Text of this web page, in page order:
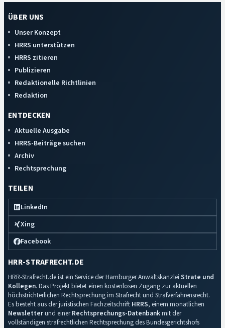
ÜBER UNS
Unser Konzept
HRRS unterstützen
HRRS zitieren
Publizieren
Redaktionelle Richtlinien
Redaktion
ENTDECKEN
Aktuelle Ausgabe
HRRS-Beiträge suchen
Archiv
Rechtsprechung
TEILEN
LinkedIn
Xing
Facebook
HRR-STRAFRECHT.DE
HRR-Strafrecht.de ist ein Service der Hamburger Anwaltskanzlei Strate und
Kollegen. Das Projekt bietet einen kostenlosen Zugang zur aktuellen
höchstrichterlichen Rechtsprechung im Strafrecht und Strafverfahrensrecht.
Es besteht aus der juristischen Fachzeitschrift HRRS, einem monatlichen
Newsletterund einerRechtsprechungs-Datenbankmit der
vollständigen strafrechtlichen Rechtsprechung des Bundesgerichtshofs